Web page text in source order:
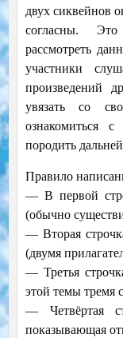
двух сиквейнов
согласны.
рассмотреть
участники
произведений
увязать со
ознакомиться
породить
Правило
— В первой
(обычно
— Вторая
(двумя
— Третья
этой темы тремя
— Четвёртая
показывающая